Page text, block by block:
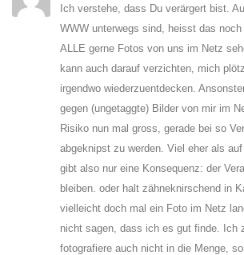
Ich verstehe, dass Du verärgert bist.
WWW unterwegs sind, heisst das
ALLE gerne Fotos von uns im Netz
kann auch darauf verzichten, mich
irgendwo wiederzuentdecken.
gegen (ungetaggte) Bilder von mir im
Risiko nun mal gross, gerade bei so
abgeknipst zu werden. Viel eher als
gibt also nur eine Konsequenz: der
bleiben. oder halt zähneknirschend in
vielleicht doch mal ein Foto im Netz
nicht sagen, dass ich es gut finde. Ich
fotografiere auch nicht in die Menge,